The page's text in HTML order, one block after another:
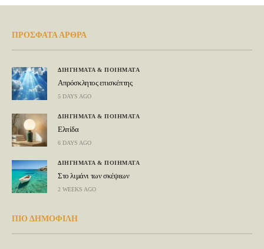
ΠΡΟΣΦΑΤΑ ΑΡΘΡΑ
ΔΙΗΓΗΜΑΤΑ & ΠΟΙΗΜΑΤΑ
Απρόσκλητος επισκέπτης
5 DAYS AGO
ΔΙΗΓΗΜΑΤΑ & ΠΟΙΗΜΑΤΑ
Ελπίδα
6 DAYS AGO
ΔΙΗΓΗΜΑΤΑ & ΠΟΙΗΜΑΤΑ
Στο λιμάνι των σκέψεων
2 WEEKS AGO
ΠΙΟ ΔΗΜΟΦΙΛΗ